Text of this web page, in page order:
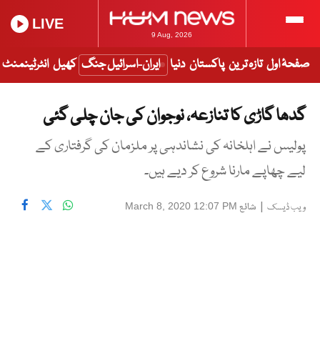
9 Aug, 2026
LIVE
صفحۂ اول تازہ ترین پاکستان دنیا ایران-اسرائیل جنگ کھیل انٹرٹینمنٹ
گدھا گاڑی کا تنازعہ، نوجوان کی جان چلی گئی
پولیس نے اہلخانہ کی نشاندہی پر ملزمان کی گرفتاری کے
لیے چھاپے مارنا شروع کر دیے ہیں۔
ویب ڈیسک | شائع March 8, 2020 12:07 PM